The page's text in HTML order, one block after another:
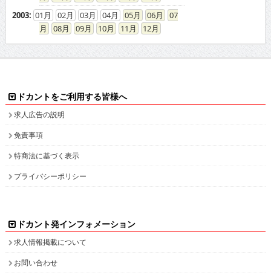
2003: 01 02 03 04 05 06
07
08
09 10 11 12
ドカントをご利用する皆様へ
求人広告の説明
免責事項
特商法に基づく表示
プライバシーポリシー
ドカント発インフォメーション
求人情報掲載について
お問い合わせ